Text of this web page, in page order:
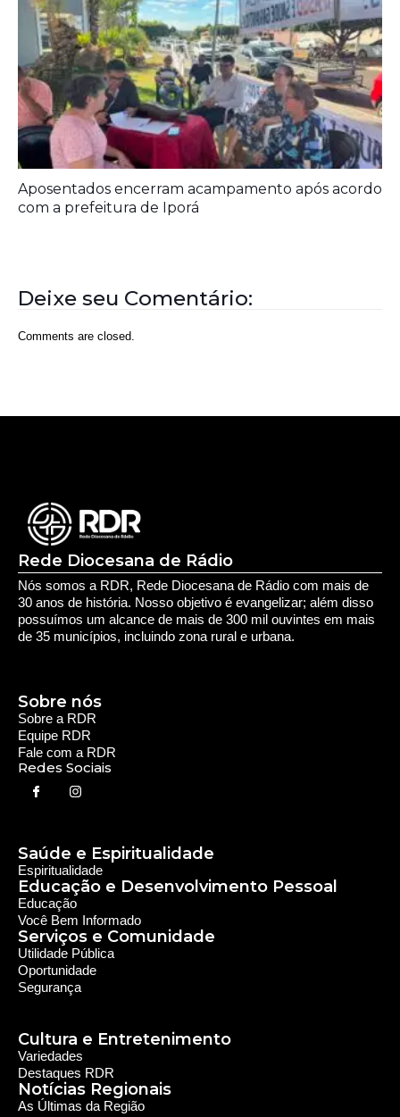
Deixe seu Comentário:
Comments are closed.
Nós somos a RDR, Rede Diocesana de Rádio com mais de
Fale com a RDR
Redes Sociais
Saúde e Espiritualidade
Espiritualidade
Educação e Desenvolvimento Pessoal
Serviços e Comunidade
Utilidade Pública
Oportunidade
Segurança
Cultura e Entretenimento
Política e Economia
Notícias Regionais
Política
Economia
As Últimas da Região
Caiapônia e Região
Iporá e Região
SLMB e Região
© 2024 RDR Rede Diocesana de Rádio - Todos os